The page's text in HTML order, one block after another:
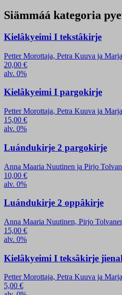
Siämmáá kategoria
Kielâkyeimi I tekstâkirje
Petter Morottaja, Petra Kuuva ja
20,00 €
alv. 0%
Kielâkyeimi I pargokirje
Petter Morottaja, Petra Kuuva ja
15,00 €
alv. 0%
Luándukirje 2 pargokirje
Anna Maaria Nuutinen ja Pirjo
10,00 €
alv. 0%
Luándukirje 2 oppâkirje
Anna Maaria Nuutinen, Pirjo
15,00 €
alv. 0%
Kielâkyeimi I teksâkirje
Petter Morottaja, Petra Kuuva ja
5,00 €